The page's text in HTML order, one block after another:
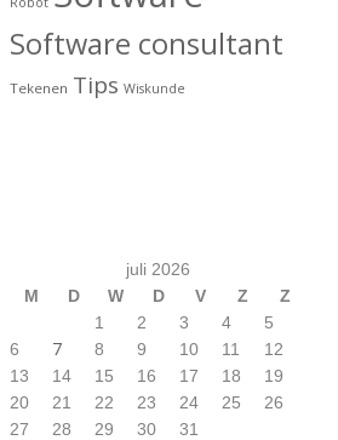
Software consultant
Tekenen Tips Wiskunde
juli 2026
M
D W D V Z
Z
1
2 3 4
5
6
7 8 9 10 11
12
13
14 15 16 17 18
19
20
21 22 23 24 25
26
27
28 29 30 31